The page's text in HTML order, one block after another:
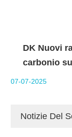
DK Nuovi
carbonio
07-07-2025
Notizie Del